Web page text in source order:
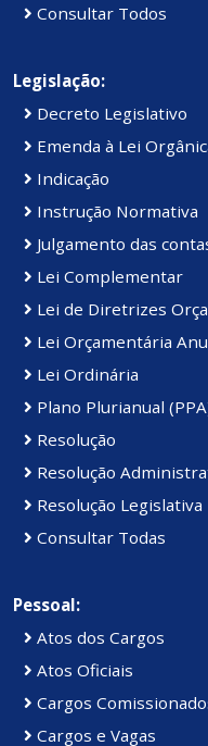
Consultar Todos
Legislação:
Decreto Legislativo
Emenda à Lei
Indicação
Instrução Normativa
Julgamento das
Lei Complementar
Lei de Diretrizes
Lei Orçamentária
Lei Ordinária
Plano Plurianual
Resolução
Resolução
Resolução Legislativa
Consultar Todas
Pessoal:
Atos dos Cargos
Atos Oficiais
Cargos
Cargos e Vagas